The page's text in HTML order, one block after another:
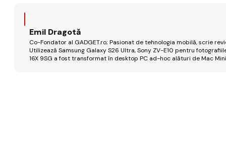
Emil Dragotă
Co-Fondator al GADGET.ro; Pasionat de tehnologia mobilă, scrie
Utilizează Samsung Galaxy S26 Ultra, Sony ZV-E10 pentru
16X 9SG a fost transformat în desktop PC ad-hoc alături de Mac